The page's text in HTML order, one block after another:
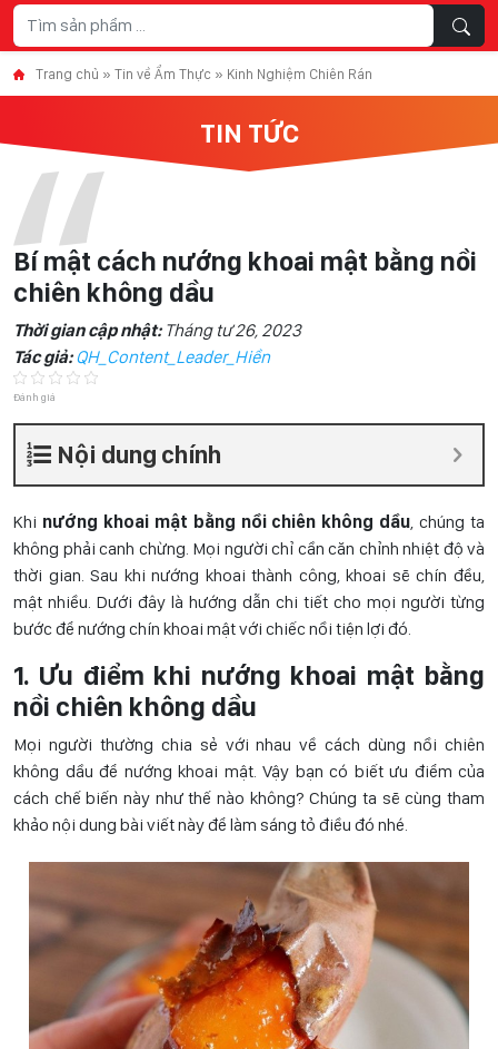
Skip to content
Trang chủ » Tin về Ẩm Thực » Kinh Nghiệm Chiên Rán
TIN TỨC
Bí mật cách nướng khoai mật bằng nồi
chiên không dầu
Thời gian cập nhật: Tháng tư 26, 2023
Tác giả:QH_Content_Leader_Hiền
Đánh giá
Nội dung chính
Khi nướng khoai mật bằng nồi chiên không dầu, chúng ta
không phải canh chừng. Mọi người chỉ cần căn chỉnh nhiệt độ và
thời gian. Sau khi nướng khoai thành công, khoai sẽ chín đều,
mật nhiều. Dưới đây là hướng dẫn chi tiết cho mọi người từng
bước để nướng chín khoai mật với chiếc nồi tiện lợi đó.
1. Ưu điểm khi nướng khoai mật bằng
nồi chiên không dầu
Mọi người thường chia sẻ với nhau về cách dùng nồi chiên
không dầu để nướng khoai mật. Vậy bạn có biết ưu điểm của
cách chế biến này như thế nào không? Chúng ta sẽ cùng tham
khảo nội dung bài viết này để làm sáng tỏ điều đó nhé.